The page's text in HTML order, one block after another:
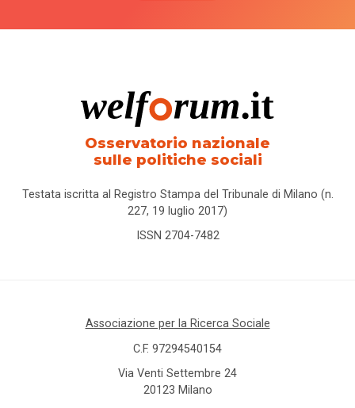
Osservatorio nazionale
sulle politiche sociali
Testata iscritta al Registro Stampa del Tribunale di Milano (n.
227, 19 luglio 2017)
ISSN 2704-7482
Associazione per la Ricerca Sociale
C.F. 97294540154
Via Venti Settembre 24
20123 Milano